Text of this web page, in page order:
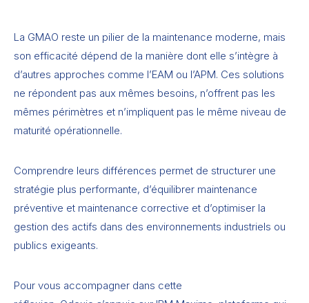
La GMAO reste un pilier de la maintenance moderne, mais
son efficacité dépend de la manière dont elle s’intègre à
d’autres approches comme l’EAM ou l’APM. Ces solutions
ne répondent pas aux mêmes besoins, n’offrent pas les
mêmes périmètres et n’impliquent pas le même niveau de
maturité opérationnelle.
Comprendre leurs différences permet de structurer une
stratégie plus performante, d’équilibrer maintenance
préventive et maintenance corrective et d’optimiser la
gestion des actifs dans des environnements industriels ou
publics exigeants.
Pour vous accompagner dans cette